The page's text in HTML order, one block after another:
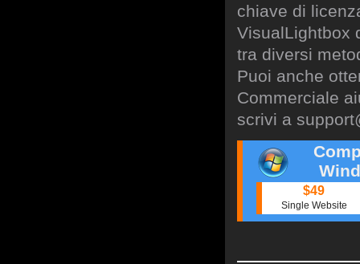
chiave di
VisualLightbox
tra diversi
Puoi anche
Commerciale
scrivi a
$49
Single Website